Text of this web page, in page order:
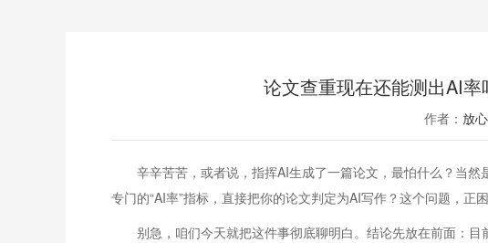
论文查重现在还能测出AI
作者： 放
辛辛苦苦，或者说，指挥AI生成了一篇论文，最怕什么？当
专门的“AI率”指标，直接把你的论文判定为AI写作？这个问题，正
别急，咱们今天就把这件事彻底聊明白。结论先放在前面：